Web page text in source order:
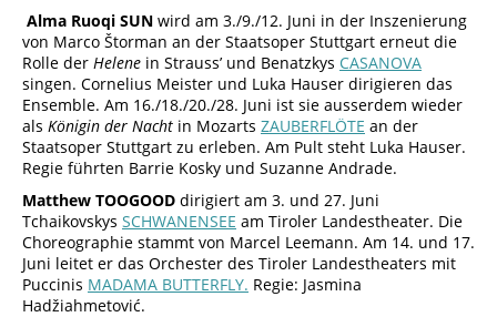
Alma Ruoqi SUN wird am 3./9./12. Juni in der Inszenierung
von Marco Štorman an der Staatsoper Stuttgart erneut die
Rolle der Helene in Strauss’ und Benatzkys CASANOVA
singen. Cornelius Meister und Luka Hauser dirigieren das
Ensemble. Am 16./18./20./28. Juni ist sie ausserdem wieder
als Königin der Nacht in Mozarts ZAUBERFLÖTE an der
Staatsoper Stuttgart zu erleben. Am Pult steht Luka Hauser.
Regie führten Barrie Kosky und Suzanne Andrade.
Matthew TOOGOOD dirigiert am 3. und 27. Juni
Tchaikovskys SCHWANENSEE am Tiroler Landestheater. Die
Choreographie stammt von Marcel Leemann. Am 14. und 17.
Juni leitet er das Orchester des Tiroler Landestheaters mit
Puccinis MADAMA BUTTERFLY. Regie: Jasmina
Hadžiahmetović.